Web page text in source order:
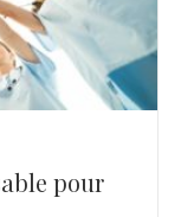
pour